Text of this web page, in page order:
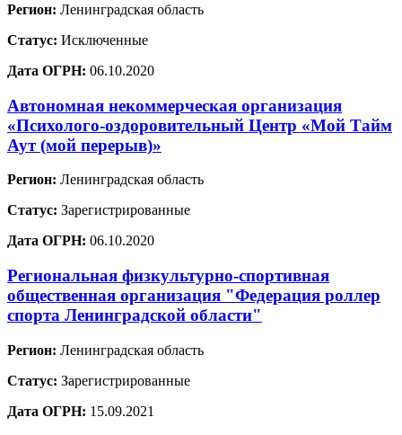
Регион: Ленинградская область
Статус: Исключенные
Дата ОГРН: 06.10.2020
Автономная некоммерческая организация
«Психолого-оздоровительный Центр «Мой Тайм
Аут (мой перерыв)»
Регион: Ленинградская область
Статус: Зарегистрированные
Дата ОГРН: 06.10.2020
Региональная физкультурно-спортивная
общественная организация "Федерация роллер
спорта Ленинградской области"
Регион: Ленинградская область
Статус: Зарегистрированные
Дата ОГРН: 15.09.2021